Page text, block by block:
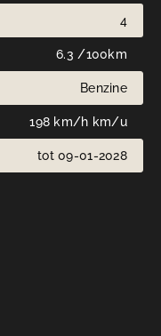
4
6.3 /100km
Benzine
198 km/h km/u
tot 09-01-2028